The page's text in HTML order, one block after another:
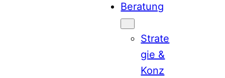
Beratung
Strate
gie &
Konz